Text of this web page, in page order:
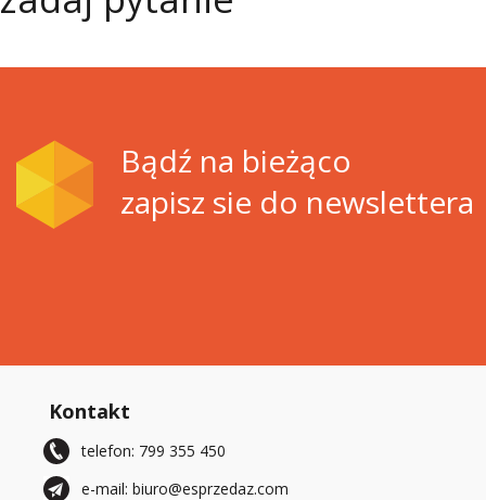
Bądź na bieżąco
zapisz sie do newslettera
Kontakt
telefon: 799 355 450
e-mail: biuro@esprzedaz.com